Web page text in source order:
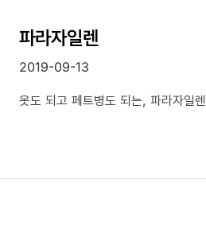
파라자일렌
2019-09-13
옷도 되고 페트병도 되는, 파라자일렌